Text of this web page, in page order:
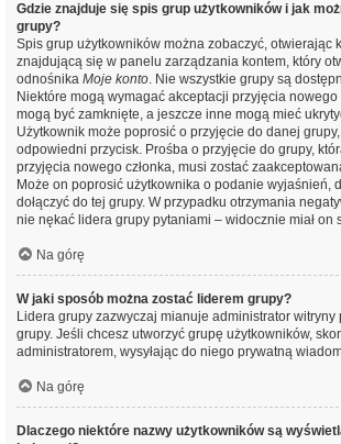
Gdzie znajduje się spis grup użytkowników i jak
grupy?
Spis grup użytkowników można zobaczyć, otwierając
znajdującą się w panelu zarządzania kontem, który
odnośnika Moje konto. Nie wszystkie grupy są
Niektóre mogą wymagać akceptacji przyjęcia nowego
mogą być zamknięte, a jeszcze inne mogą mieć
Użytkownik może poprosić o przyjęcie do danej
odpowiedni przycisk. Prośba o przyjęcie do grupy,
przyjęcia nowego członka, musi zostać
Może on poprosić użytkownika o podanie wyjaśnień,
dołączyć do tej grupy. W przypadku otrzymania
nie nękać lidera grupy pytaniami – widocznie miał on
Na górę
W jaki sposób można zostać liderem grupy?
Lidera grupy zazwyczaj mianuje administrator witryny
grupy. Jeśli chcesz utworzyć grupę użytkowników,
administratorem, wysyłając do niego prywatną
Na górę
Dlaczego niektóre nazwy użytkowników są